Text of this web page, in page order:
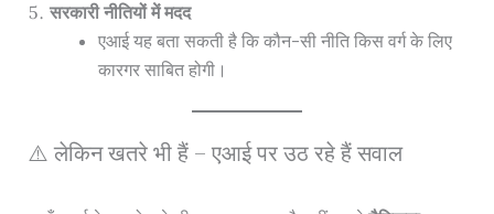
सरकारी नीतियों में मदद
एआई यह बता सकती है कि कौन-सी नीति किस वर्ग के लिए
कारगर साबित होगी।
⚠️ लेकिन खतरे भी हैं – एआई पर उठ रहे हैं सवाल